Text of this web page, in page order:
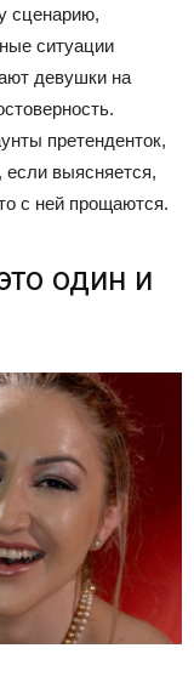
сценарию,
ситуации
девушки на
претенденток,
выясняется,
с ней прощаются.
один и